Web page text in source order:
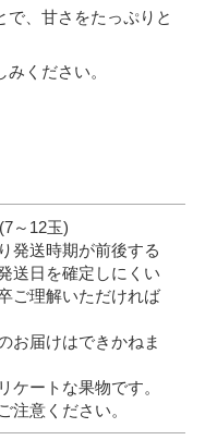
で、甘さをたっぷりと
ください。
～12玉)
発送時期が前後する
送日を確定しにくい
ご理解いただければ
お届けはできかねま
ケートな果物です。
注意ください。